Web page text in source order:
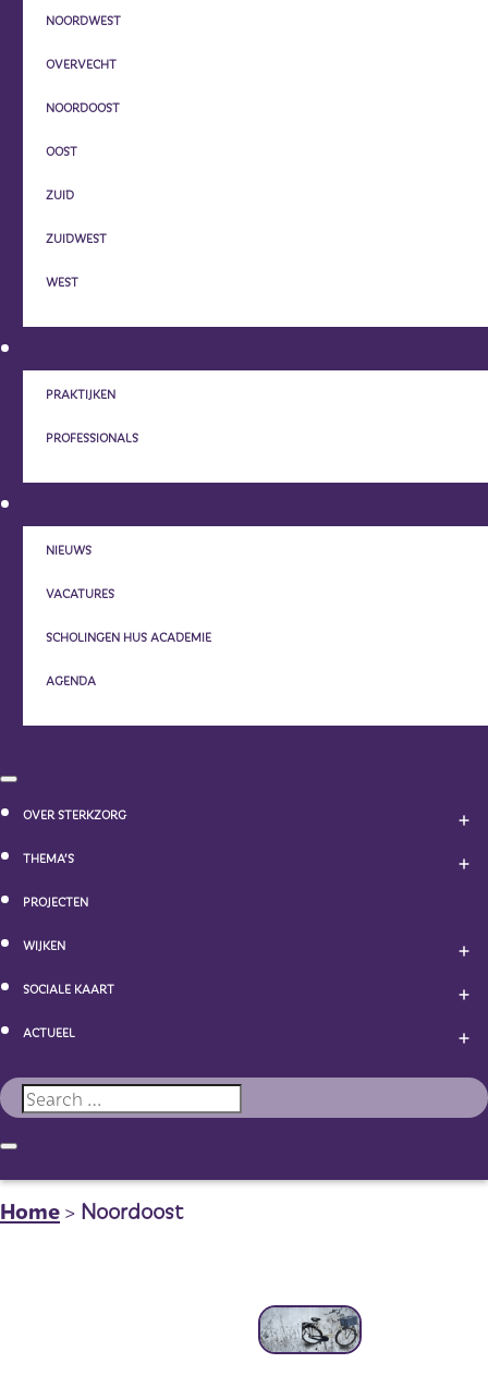
NOORDWEST
OVERVECHT
NOORDOOST
OOST
ZUID
ZUIDWEST
WEST
PRAKTIJKEN
PROFESSIONALS
NIEUWS
VACATURES
SCHOLINGEN HUS ACADEMIE
AGENDA
OVER STERKZORG
THEMA’S
PROJECTEN
WIJKEN
SOCIALE KAART
ACTUEEL
Home > Noordoost